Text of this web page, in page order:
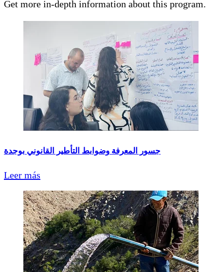
Get more in-depth information about this program.
جسور المعرفة وضوابط التأطير القانوني بوجدة
Leer más